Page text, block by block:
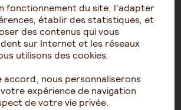
GESTION DES COOKIES
ACCESSIBILITÉ : NON
CONFORME
fonctionnement du site, l'adapter
établir des statistiques, et
des contenus qui vous
sur Internet et les réseaux
utilisons des cookies.
accord, nous personnaliserons
expérience de navigation
de votre vie privée.